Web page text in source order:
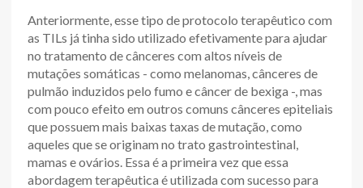
Anteriormente, esse tipo de protocolo terapêutico com
as TILs já tinha sido utilizado efetivamente para ajudar
no tratamento de cânceres com altos níveis de
mutações somáticas - como melanomas, cânceres de
pulmão induzidos pelo fumo e câncer de bexiga -, mas
com pouco efeito em outros comuns cânceres epiteliais
que possuem mais baixas taxas de mutação, como
aqueles que se originam no trato gastrointestinal,
mamas e ovários. Essa é a primeira vez que essa
abordagem terapêutica é utilizada com sucesso para